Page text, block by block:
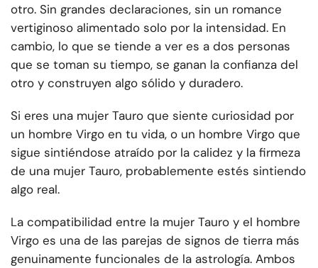
otro. Sin grandes declaraciones, sin un romance
vertiginoso alimentado solo por la intensidad. En
cambio, lo que se tiende a ver es a dos personas
que se toman su tiempo, se ganan la confianza del
otro y construyen algo sólido y duradero.
Si eres una mujer Tauro que siente curiosidad por
un hombre Virgo en tu vida, o un hombre Virgo que
sigue sintiéndose atraído por la calidez y la firmeza
de una mujer Tauro, probablemente estés sintiendo
algo real.
La compatibilidad entre la mujer Tauro y el hombre
Virgo es una de las parejas de signos de tierra más
genuinamente funcionales de la astrología. Ambos